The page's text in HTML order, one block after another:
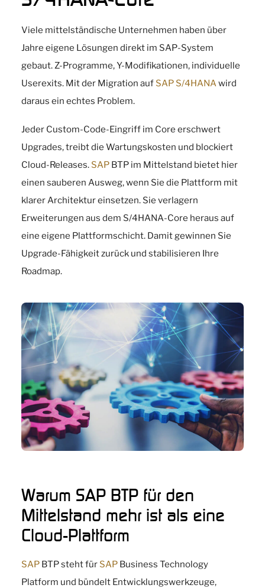
Viele mittelständische Unternehmen haben über
Jahre eigene Lösungen direkt im SAP-System
gebaut. Z-Programme, Y-Modifikationen, individuelle
Userexits. Mit der Migration auf SAP S/4HANAwird
daraus ein echtes Problem.
Jeder Custom-Code-Eingriff im Core erschwert
Upgrades, treibt die Wartungskosten und blockiert
Cloud-Releases. SAP BTP im Mittelstand bietet hier
einen sauberen Ausweg, wenn Sie die Plattform mit
klarer Architektur einsetzen. Sie verlagern
Erweiterungen aus dem S/4HANA-Core heraus auf
eine eigene Plattformschicht. Damit gewinnen Sie
Upgrade-Fähigkeit zurück und stabilisieren Ihre
Roadmap.
Warum SAP BTP für den
Mittelstand mehr ist als eine
Cloud-Plattform
SAP BTP steht für SAP Business Technology
Platform und bündelt Entwicklungswerkzeuge,